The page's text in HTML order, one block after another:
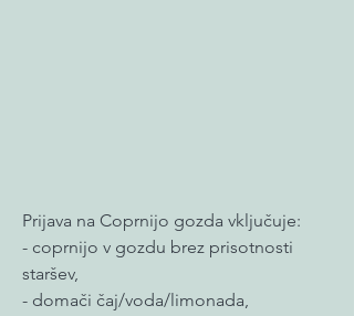
Prijava na Coprnijo gozda vključuje:
- coprnijo v gozdu brez prisotnosti
staršev,
- domači čaj/voda/limonada,